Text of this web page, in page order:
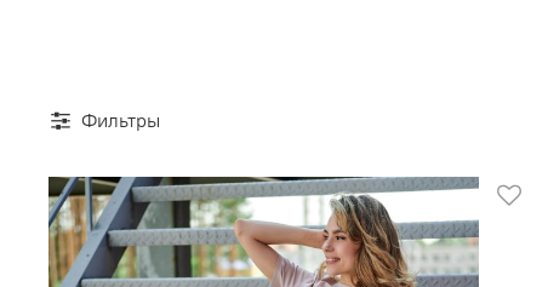
Фильтры